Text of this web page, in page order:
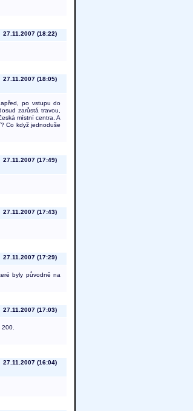
27.11.2007 (18:22)
27.11.2007 (18:05)
po vstupu do
zarůstá travou,
místní centra. A
Co když jednoduše
27.11.2007 (17:49)
27.11.2007 (17:43)
27.11.2007 (17:29)
byly původně na
27.11.2007 (17:03)
27.11.2007 (16:04)